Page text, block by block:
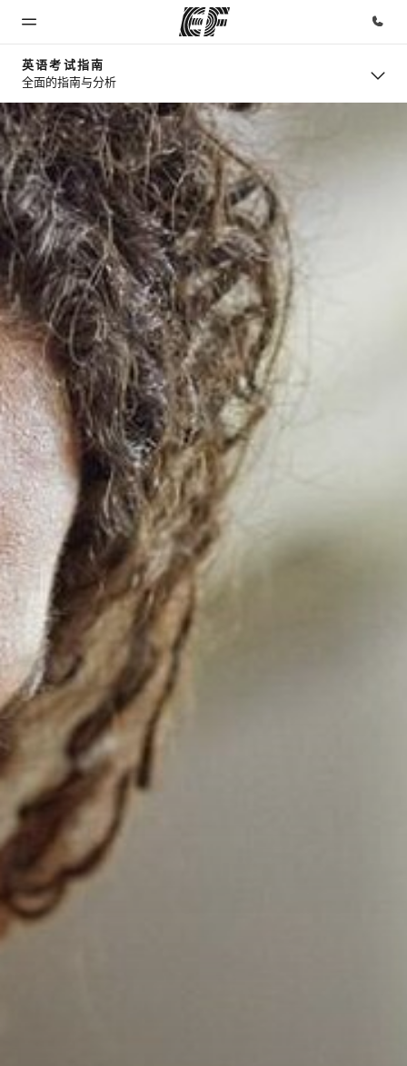
首页
欢迎来到英
孚教育
课程
查看所有英
孚提供的课
程
办公室
查找您附近
的办公室
关于我
企业文化
英语考试指南
全面的指南与分析